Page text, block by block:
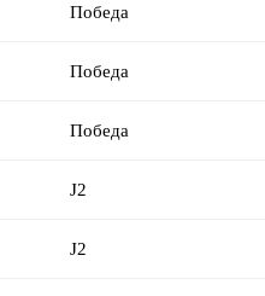
Победа
Победа
Победа
J2
J2